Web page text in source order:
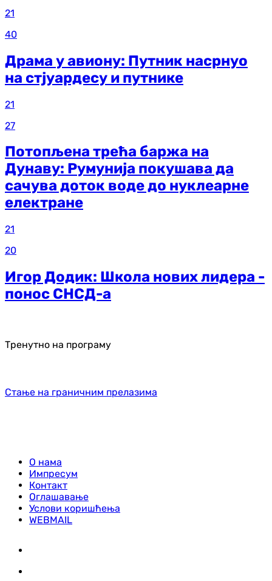
21
40
Драма у авиону: Путник насрнуо
на стјуардесу и путнике
21
27
Потопљена трећа баржа на
Дунаву: Румунија покушава да
сачува доток воде до нуклеарне
електране
21
20
Игор Додик: Школа нових лидера -
понос СНСД-а
Тренутно на програму
Стање на граничним прелазима
О нама
Импресум
Контакт
Оглашавање
Услови коришћења
WEBMAIL